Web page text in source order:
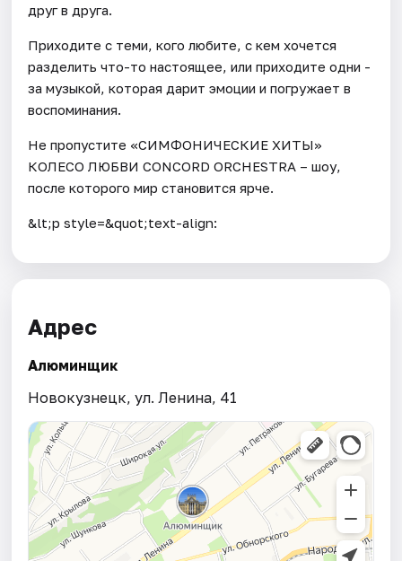
друг в друга.
Приходите с теми, кого любите, с кем хочется
разделить что-то настоящее, или приходите одни -
за музыкой, которая дарит эмоции и погружает в
воспоминания.
Не пропустите «СИМФОНИЧЕСКИЕ ХИТЫ»
КОЛЕСО ЛЮБВИ CONCORD ORCHESTRA – шоу,
после которого мир становится ярче.
&lt;p style=&quot;text-align:
Адрес
Алюминщик
Новокузнецк, ул. Ленина, 41